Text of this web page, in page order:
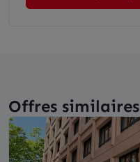
Offres similaires